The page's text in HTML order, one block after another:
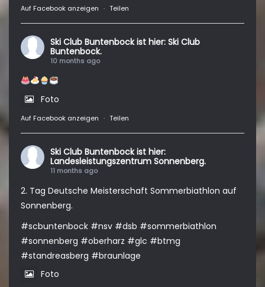
Auf Facebook anzeigen · Teilen
Ski Club Buntenbock ist hier: Ski Club
Buntenbock.
10 months ago
Foto
Auf Facebook anzeigen · Teilen
Ski Club Buntenbock ist hier:
Landesleistungszentrum Sonnenberg.
11 months ago
2. Tag Deutsche Meisterschaft Sommerbiathlon auf
Sonnenberg.
#scbuntenbock #nsv #dsb #sommerbiathlon
#sonnenberg #oberharz #glc #btmg
#standreasberg #braunlage
Foto